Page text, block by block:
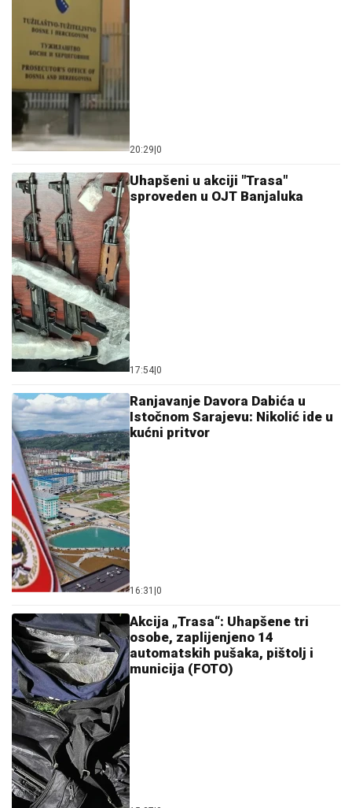
20:29 0
Uhapšeni u akciji "Trasa"
sproveden u OJT Banjaluka
17:54 0
Ranjavanje Davora Dabića u
Istočnom Sarajevu: Nikolić ide u
kućni pritvor
16:31 0
Akcija „Trasa“: Uhapšene tri
osobe, zaplijenjeno 14
automatskih pušaka, pištolj i
municija (FOTO)